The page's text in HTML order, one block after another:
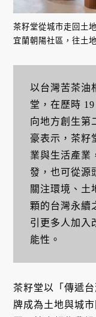
茶籽堂從城市走回土
宜蘭朝陽社區，往土
以台灣苦茶油
堂，在歷時
向地方創生第
豪表示，茶籽
業與生活產業
發，也可從源
關注環境、土
顆的台灣永續
引更多人加入
能性。
茶籽堂以「傳遞
牌成為土地與城